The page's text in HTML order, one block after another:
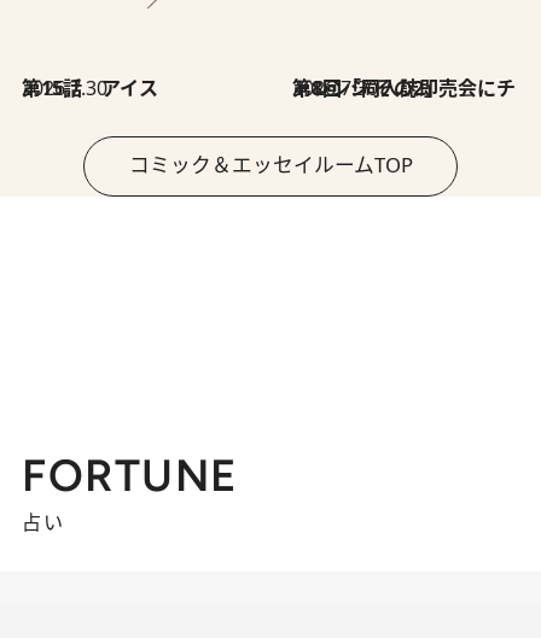
2026.7.30
第15話 アイス 2026.7.30
第8回「同人誌即売会にチャレンジ その2」
コミック＆エッセイルームTOP
FORTUNE
占い